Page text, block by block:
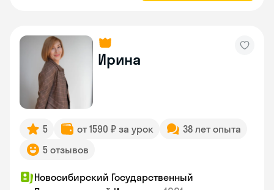
Ирина
5 от 1590 ₽ за урок
38 лет опыта
5 отзывов
Новосибирский Государственный